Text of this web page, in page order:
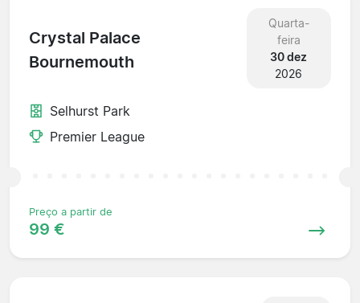
Crystal Palace
Bournemouth
Quarta-
feira
30 dez
2026
Selhurst Park
Premier League
Preço a partir de
99 €